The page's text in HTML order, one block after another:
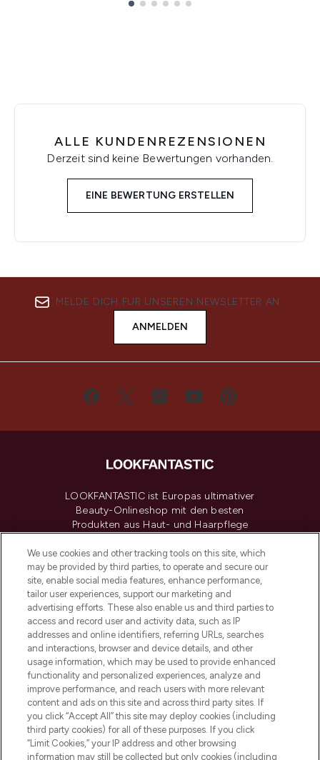
ALLE KUNDENREZENSIONEN
Derzeit sind keine Bewertungen vorhanden.
EINE BEWERTUNG ERSTELLEN
MELDE DICH FÜR UNSEREN NEWSLETTER AN
ANMELDEN
LOOKFANTASTIC ist Europas ultimativer
Beauty-Onlineshop mit den besten
Produkten aus Haut- und Haarpflege
renommierten Marken. Shoppe online
oder über die App mit kostenloser
Lieferung ab einem Einkaufswert von 30€.
Cookie-Einwilligung
Do Not Sell or Share My Personal
Information
HILFE & INFORMATION
IMPRESSUM
We use cookies and other tracking tools on this site, which
may be provided by third parties, to operate and secure our
site, enable social media features, enhance performance,
tailor user experiences, support our marketing and
advertising efforts. These also enable us and third parties to
access and record user and activity data, such as IP
addresses and online identifiers, referring URLs, searches
and interactions, browser and device details, and other
usage information, which may be used to provide enhanced
functionality and personalized experiences, analyze and
improve performance, and reach users with more relevant
content and ads on this site and across third party sites. If
you click “Accept All” this site may deploy cookies (including
third party cookies) for all of these purposes. If you click
“Limit Cookies,” your IP address and other browsing
information may still be collected but only cookies (including